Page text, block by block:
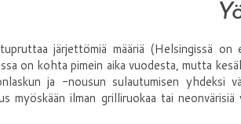
järjettömiä määriä (Helsingissä
on kohta pimein aika vuodesta, mutta
ja -nousun sulautumisen
myöskään ilman grilliruokaa tai